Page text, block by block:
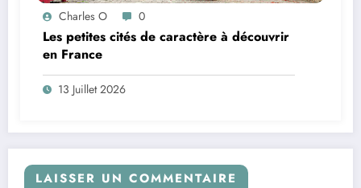
Charles O 0
Les petites cités de caractère à découvrir
en France
13 Juillet 2026
LAISSER UN COMMENTAIRE